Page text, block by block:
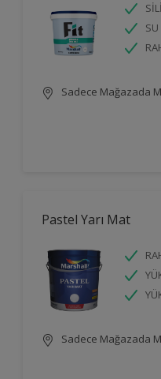
SU
Sadece Mağazada
Pastel Yarı Mat
Sadece Mağazada